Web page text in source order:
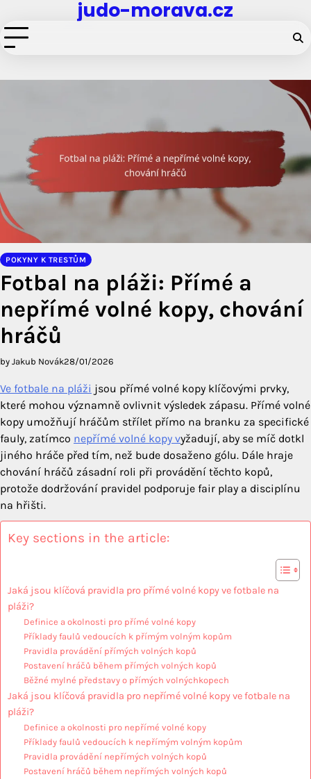
to
content
judo-morava.cz
POKYNY K TRESTŮM
Fotbal na pláži: Přímé a
nepřímé volné kopy, chování
hráčů
by Jakub Novák28/01/2026
Ve fotbale na pláži jsou přímé volné kopy klíčovými prvky,
které mohou významně ovlivnit výsledek zápasu. Přímé volné
kopy umožňují hráčům střílet přímo na branku za specifické
fauly, zatímco nepřímé volné kopy vyžadují, aby se míč dotkl
jiného hráče před tím, než bude dosaženo gólu. Dále hraje
chování hráčů zásadní roli při provádění těchto kopů,
protože dodržování pravidel podporuje fair play a disciplínu
na hřišti.
Key sections in the article:
Jaká jsou klíčová pravidla pro přímé volné kopy ve fotbale na
pláži?
Definice a okolnosti pro přímé volné kopy
Příklady faulů vedoucích k přímým volným kopům
Pravidla provádění přímých volných kopů
Postavení hráčů během přímých volných kopů
Běžné mylné představy o přímých volnýchkopech
Jaká jsou klíčová pravidla pro nepřímé volné kopy ve fotbale na
pláži?
Definice a okolnosti pro nepřímé volné kopy
Příklady faulů vedoucích k nepřímým volným kopům
Pravidla provádění nepřímých volných kopů
Postavení hráčů během nepřímých volných kopů